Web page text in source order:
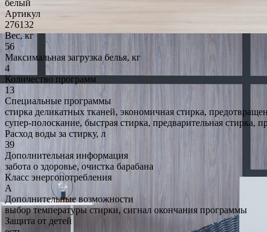
белый
Артикул
276132
Вес, кг
56
Максимальная загрузка белья, кг
4
Количество программ
13
Специальные программы
стирка деликатных тканей, экономичная стирка,
супер-полоскание, быстрая стирка, предварительная стирка,
Расход воды за стирку, л
39
Дополнительная информация
забота о здоровье, очистка барабана
Класс энергопотребления
A
Дополнительные возможности
выбор температуры стирки, сигнал окончания программы
Защита от детей